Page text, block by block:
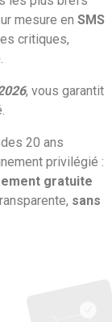
mesure en SMS
critiques,
, vous garantit
20 ans
privilégié :
gratuite
sans